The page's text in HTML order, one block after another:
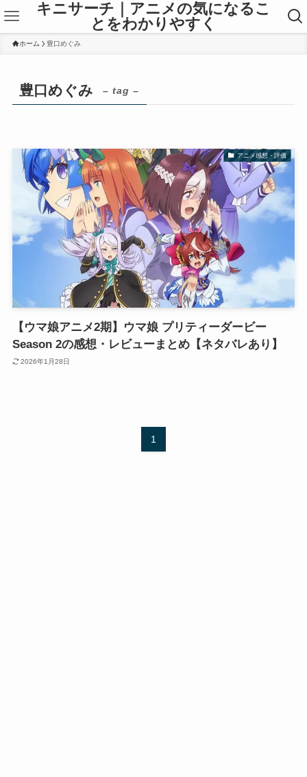
キニサーチ｜アニメの気になるこ
とをわかりやすく
ホーム 豊口めぐみ
豊口めぐみ – tag –
アニメ感想・評価
【ウマ娘アニメ2期】ウマ娘 プリティーダービー
Season 2の感想・レビューまとめ【ネタバレあり】
2026年1月28日
1